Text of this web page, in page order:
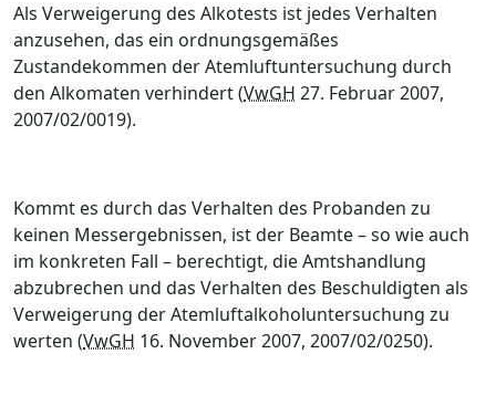
Als Verweigerung des Alkotests ist jedes Verhalten
anzusehen, das ein ordnungsgemäßes
Zustandekommen der Atemluftuntersuchung durch
den Alkomaten verhindert (VwGH 27. Februar 2007,
2007/02/0019).
Kommt es durch das Verhalten des Probanden zu
keinen Messergebnissen, ist der Beamte – so wie auch
im konkreten Fall – berechtigt, die Amtshandlung
abzubrechen und das Verhalten des Beschuldigten als
Verweigerung der Atemluftalkoholuntersuchung zu
werten (VwGH 16. November 2007, 2007/02/0250).